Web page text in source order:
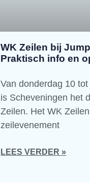
WK Zeilen bij
Praktisch info en
Van donderdag 10
is Scheveningen het
Zeilen. Het WK
zeilevenement
LEES VERDER »